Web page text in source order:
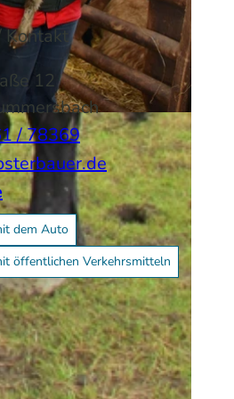
12
/ 78369
dem Auto
öffentlichen Verkehrsmitteln